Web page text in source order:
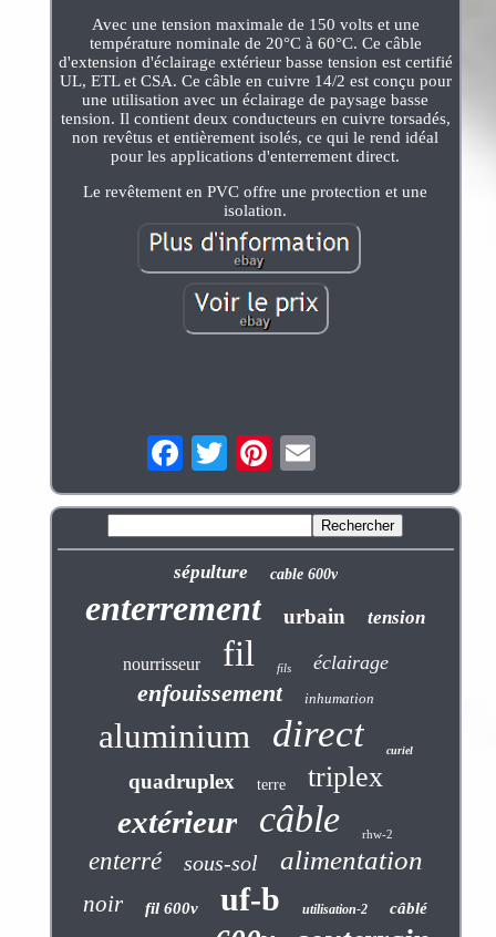
Avec une tension maximale de 150 volts et une
température nominale de 20°C à 60°C. Ce câble
d'extension d'éclairage extérieur basse tension est certifié
UL, ETL et CSA. Ce câble en cuivre 14/2 est conçu pour
une utilisation avec un éclairage de paysage basse
tension. Il contient deux conducteurs en cuivre torsadés,
non revêtus et entièrement isolés, ce qui le rend idéal
pour les applications d'enterrement direct.
Le revêtement en PVC offre une protection et une
isolation.
sépulture cable 600v
enterrement urbain tension
nourrisseur fil fils éclairage
enfouissement inhumation
aluminium direct curiel
quadruplex terre triplex
extérieur câble rhw-2
enterré sous-sol alimentation
noir fil 600v uf-b utilisation-2 câblé